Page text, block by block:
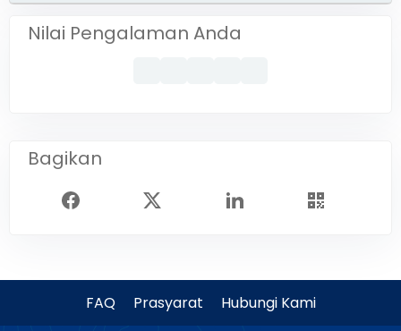
Nilai Pengalaman Anda
Bagikan
FAQ Prasyarat Hubungi Kami